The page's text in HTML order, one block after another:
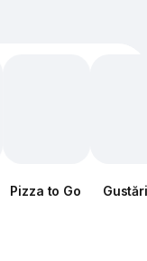
Pizza to Go Gustări